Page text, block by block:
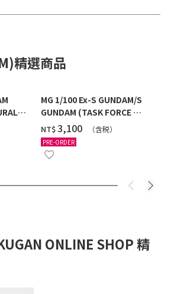
精選商品
年
MG 1/100 Ex-S GUNDAM/S
GUNDAM (TASK FORCE α
Ver.) [2026年10月發送]
NT$‌3,100 （含税）
PRE-ORDER
ONLINE SHOP 精